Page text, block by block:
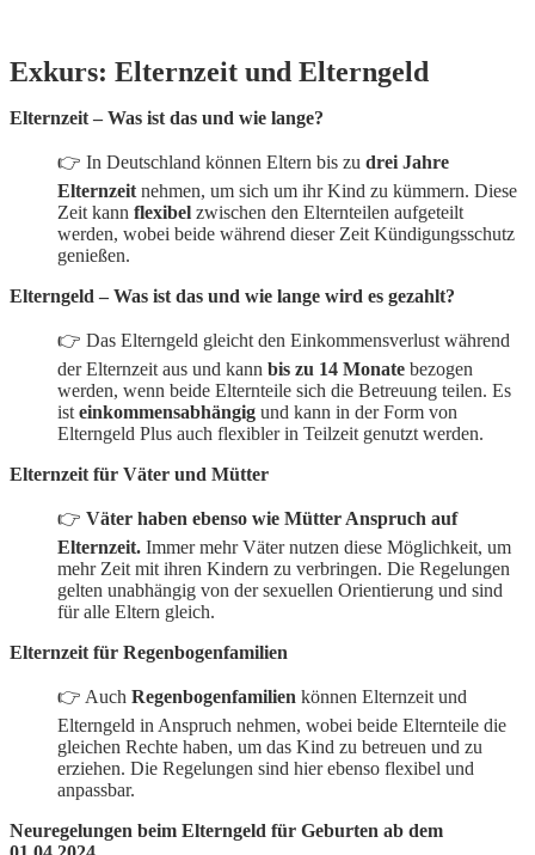
Exkurs: Elternzeit und Elterngeld
Elternzeit – Was ist das und wie lange?
👉 In Deutschland können Eltern bis zu drei Jahre
Elternzeitnehmen, um sich um ihr Kind zu kümmern. Diese
Zeit kann flexibel zwischen den Elternteilen aufgeteilt
werden, wobei beide während dieser Zeit Kündigungsschutz
genießen.
Elterngeld – Was ist das und wie lange wird es gezahlt?
👉 Das Elterngeld gleicht den Einkommensverlust während
der Elternzeit aus und kann bis zu 14 Monate bezogen
werden, wenn beide Elternteile sich die Betreuung teilen. Es
isteinkommensabhängig und kann in der Form von
Elterngeld Plus auch flexibler in Teilzeit genutzt werden.
Elternzeit für Väter und Mütter
👉 Väter haben ebenso wie Mütter Anspruch auf
Elternzeit. Immer mehr Väter nutzen diese Möglichkeit, um
mehr Zeit mit ihren Kindern zu verbringen. Die Regelungen
gelten unabhängig von der sexuellen Orientierung und sind
für alle Eltern gleich.
Elternzeit für Regenbogenfamilien
👉 Auch Regenbogenfamilien können Elternzeit und
Elterngeld in Anspruch nehmen, wobei beide Elternteile die
gleichen Rechte haben, um das Kind zu betreuen und zu
erziehen. Die Regelungen sind hier ebenso flexibel und
anpassbar.
Neuregelungen beim Elterngeld für Geburten ab dem